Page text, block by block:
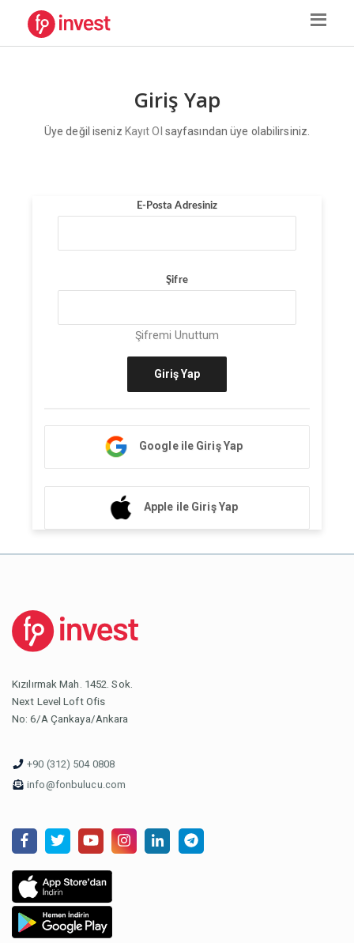
Giriş Yap
Üye değil iseniz Kayıt Ol sayfasından üye olabilirsiniz.
E-Posta Adresiniz
Şifre
Şifremi Unuttum
Giriş Yap
Google ile Giriş Yap
Apple ile Giriş Yap
Kızılırmak Mah. 1452. Sok.
Next Level Loft Ofis
No: 6/A Çankaya/Ankara
+90 (312) 504 0808
info@fonbulucu.com